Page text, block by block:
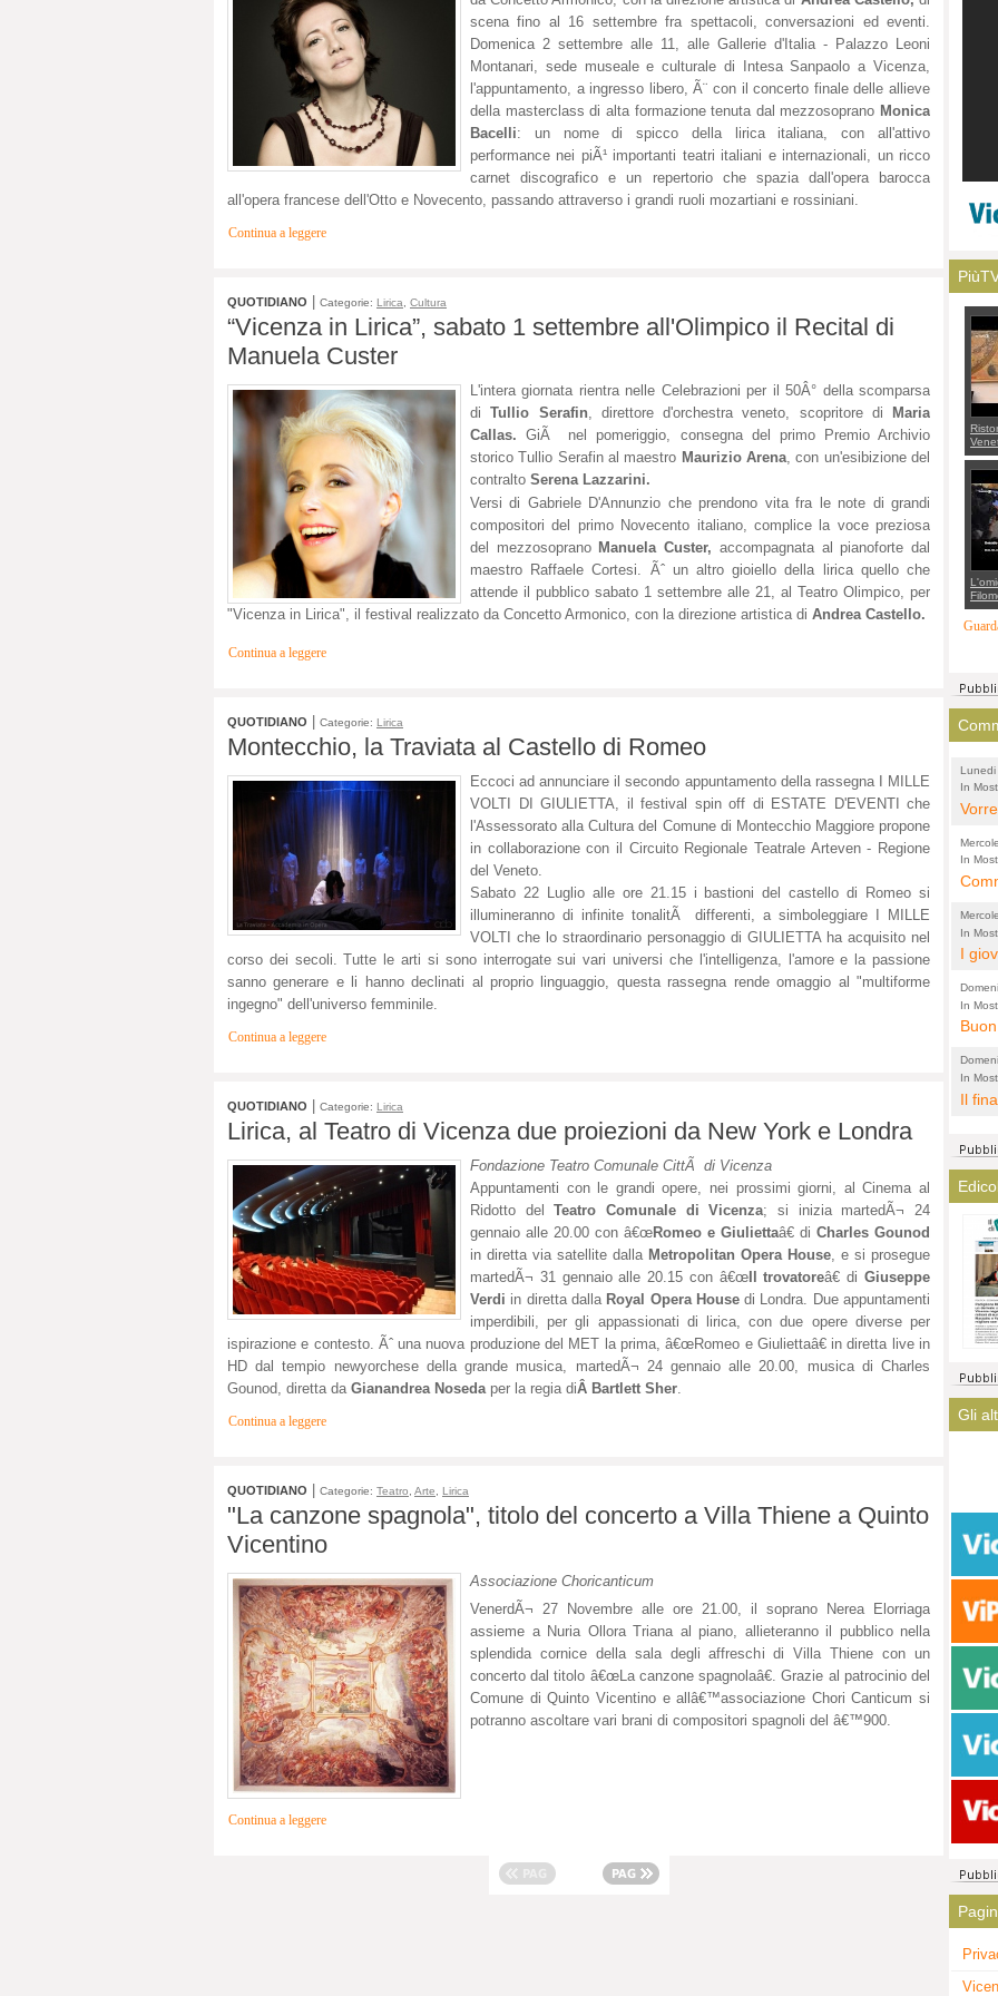
scena fino al 16 settembre fra spettacoli, conversazioni ed eventi.
Domenica 2 settembre alle 11, alle Gallerie d'Italia - Palazzo Leoni
Montanari, sede museale e culturale di Intesa Sanpaolo a Vicenza,
l'appuntamento, a ingresso libero, Ã¨ con il concerto finale delle allieve
della masterclass di alta formazione tenuta dal mezzosoprano Monica
Bacelli: un nome di spicco della lirica italiana, con all'attivo
performance nei piÃ¹ importanti teatri italiani e internazionali, un ricco
carnet discografico e un repertorio che spazia dall'opera barocca
all'opera francese dell'Otto e Novecento, passando attraverso i grandi ruoli mozartiani e rossiniani.
Continua a leggere
QUOTIDIANO Categorie: Lirica Cultura
“Vicenza in Lirica”, sabato 1 settembre all'Olimpico il Recital di
Manuela Custer
L'intera giornata rientra nelle Celebrazioni per il 50Â° della scomparsa
diTullio Serafin, direttore d'orchestra veneto, scopritore di
Maria
Callas. GiÃ nel pomeriggio, consegna del primo Premio Archivio
storico Tullio Serafin al maestro Maurizio Arena, con un'esibizione del
contralto Serena Lazzarini.
Versi di Gabriele D'Annunzio che prendono vita fra le note di grandi
compositori del primo Novecento italiano, complice la voce preziosa
del mezzosoprano Manuela Custer, accompagnata al pianoforte dal
maestro Raffaele Cortesi. Ãˆ un altro gioiello della lirica quello che
attende il pubblico sabato 1 settembre alle 21, al Teatro Olimpico, per
"Vicenza in Lirica", il festival realizzato da Concetto Armonico, con la direzione artistica di Andrea Castello.
Continua a leggere
QUOTIDIANO Categorie: Lirica
Montecchio, la Traviata al Castello di Romeo
Eccoci ad annunciare il secondo appuntamento della rassegna I MILLE
VOLTI DI GIULIETTA, il festival spin off di ESTATE D'EVENTI che
l'Assessorato alla Cultura del Comune di Montecchio Maggiore propone
in collaborazione con il Circuito Regionale Teatrale Arteven - Regione
del Veneto.
Sabato 22 Luglio alle ore 21.15 i bastioni del castello di Romeo si
illumineranno di infinite tonalitÃ differenti, a simboleggiare I MILLE
VOLTI che lo straordinario personaggio di GIULIETTA ha acquisito nel
corso dei secoli. Tutte le arti si sono interrogate sui vari universi che l'intelligenza, l'amore e la passione
sanno generare e li hanno declinati al proprio linguaggio, questa rassegna rende omaggio al "multiforme
ingegno" dell'universo femminile.
Continua a leggere
QUOTIDIANO Categorie: Lirica
Lirica, al Teatro di Vicenza due proiezioni da New York e Londra
Fondazione Teatro Comunale CittÃ di Vicenza
Appuntamenti con le grandi opere, nei prossimi giorni, al Cinema al
Ridotto delTeatro Comunale di Vicenza; si inizia martedÃ¬ 24
gennaio alle 20.00 con â€œRomeo e Giuliettaâ€ di Charles Gounod
in diretta via satellite dalla Metropolitan Opera House, e si prosegue
martedÃ¬ 31 gennaio alle 20.15 con â€œIl trovatoreâ€ diGiuseppe
Verdi in diretta dalla Royal Opera Housedi Londra. Due appuntamenti
imperdibili, per gli appassionati di lirica, con due opere diverse per
ispirazione e contesto. Ãˆ una nuova produzione del MET la prima, â€œRomeo e Giuliettaâ€ in diretta live in
HD dal tempio newyorchese della grande musica, martedÃ¬ 24 gennaio alle 20.00, musica di Charles
Gounod, diretta da Gianandrea Noseda per la regia diÂ Bartlett Sher.
Continua a leggere
QUOTIDIANO Categorie: Teatro, Arte, Lirica
"La canzone spagnola", titolo del concerto a Villa Thiene a Quinto
Vicentino
Associazione Choricanticum
VenerdÃ¬ 27 Novembre alle ore 21.00, il soprano Nerea Elorriaga
assieme a Nuria Ollora Triana al piano, allieteranno il pubblico nella
splendida cornice della sala degli affreschi di Villa Thiene con un
concerto dal titolo â€œLa canzone spagnolaâ€. Grazie al patrocinio del
Comune di Quinto Vicentino e allâ€™associazione Chori Canticum si
potranno ascoltare vari brani di compositori spagnoli del â€™900.
Continua a leggere
con
Lunedi
In
di
e
alta
In
altre
di
a
ha
In
I
In
In
Il
? La
Gli